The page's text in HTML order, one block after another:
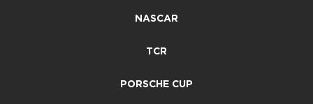
NASCAR
TCR
PORSCHE CUP